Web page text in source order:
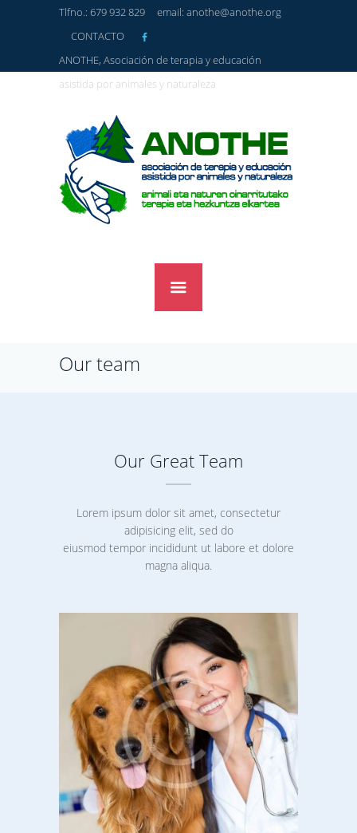
Tlfno.: 679 932 829
email: anothe@anothe.org
CONTACTO
ANOTHE, Asociación de terapia y educación
asistida por animales y naturaleza
Our team
Our Great Team
Lorem ipsum dolor sit amet, consectetur
adipisicing elit, sed do
eiusmod tempor incididunt ut labore et dolore
magna aliqua.